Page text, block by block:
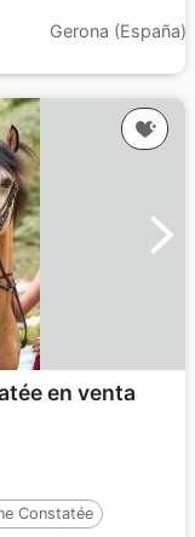
Gerona (España)
en venta
Constatée